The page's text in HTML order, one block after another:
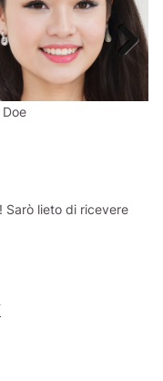
Sarò lieto di ricevere